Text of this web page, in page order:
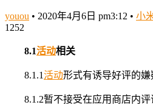
youou • 2020年4月6日 pm3:12 • 小
1252
8.1活动相关
8.1.1活动形式有诱导好评的嫌
8.1.2暂不接受在应用商店内